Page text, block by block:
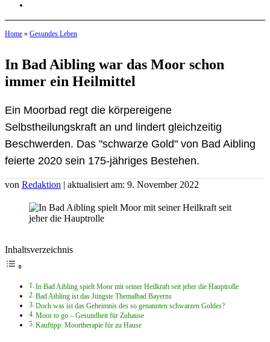
Home » Gesundes Leben
In Bad Aibling war das Moor schon
immer ein Heilmittel
Ein Moorbad regt die körpereigene
Selbstheilungskraft an und lindert gleichzeitig
Beschwerden. Das "schwarze Gold" von Bad Aibling
feierte 2020 sein 175-jähriges Bestehen.
von Redaktion | aktualisiert am: 9. November 2022
Inhaltsverzeichnis
In Bad Aibling spielt Moor mit seiner Heilkraft seit jeher die Hauptrolle
Bad Aibling ist das Jüngste Themalbad Bayerns
Doch was ist das Geheimnis des so genannten schwarzen Goldes?
Moor to go – Gesundheit für Zuhause
Kauftipp: Moortherapie für zu Hause